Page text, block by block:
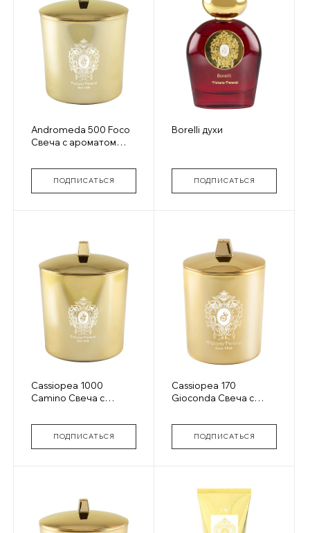
Andromeda 500 Foco
Свеча с ароматом
ПОДПИСАТЬСЯ
Borelli духи
ПОДПИСАТЬСЯ
Cassiopea 1000
Camino Свеча с
glass
ПОДПИСАТЬСЯ
Cassiopea 170
Gioconda Свеча с
glass
ПОДПИСАТЬСЯ